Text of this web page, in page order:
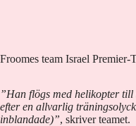
Froomes team Israel
”Han flögs med helikopter
efter en allvarlig
inblandade)”, skriver teamet.